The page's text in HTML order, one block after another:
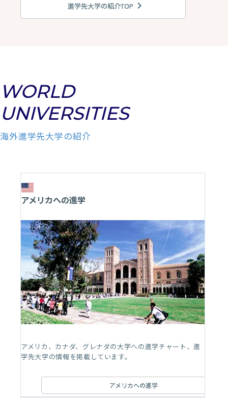
進学先大学の紹介TOP
WORLD
UNIVERSITIES
海外進学先大学の紹介
アメリカへの進学
アメリカ、カナダ、グレナダの大学への進学チャート、進
学先大学の情報を掲載しています。
アメリカへの進学